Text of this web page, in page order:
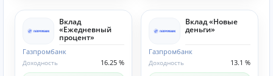
Вклад
«Ежедневный
процент»
Газпромбанк
16.25 %
Доходность
Вклад «Новые
деньги»
Газпромбанк
13.1 %
Доходность